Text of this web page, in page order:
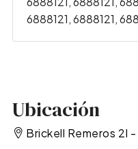
6888121, 6888121,
Ubicación
Brickell Remeros 2I